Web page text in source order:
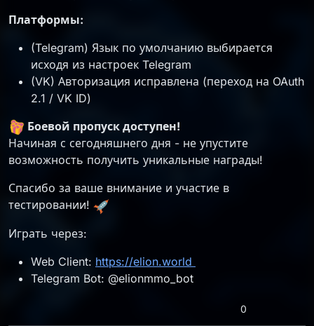
Платформы:
(Telegram) Язык по умолчанию выбирается
исходя из настроек Telegram
(VK) Авторизация исправлена (переход на OAuth
2.1 / VK ID)
Боевой пропуск доступен!
Начиная с сегодняшнего дня - не упустите
возможность получить уникальные награды!
Спасибо за ваше внимание и участие в
тестировании!
Играть через:
Web Client: https://elion.world
Telegram Bot: @elionmmo_bot
0